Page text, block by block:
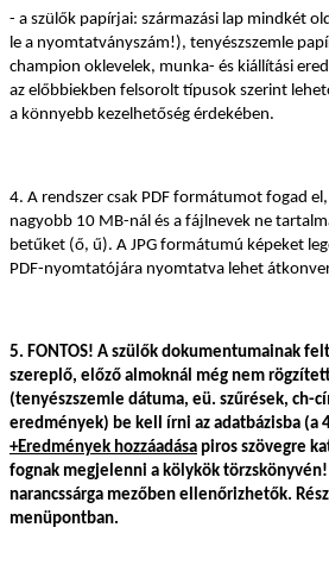
- a szülők papírjai: származási lap mindkét
le a nyomtatványszám!), tenyészszemle
champion oklevelek, munka- és kiállítási
az előbbiekben felsorolt típusok szerint
a könnyebb kezelhetőség érdekében.
4. A rendszer csak PDF formátumot fogad
nagyobb 10 MB-nál és a fájlnevek ne
betűket (ő, ű). A JPG formátumú képeket
PDF-nyomtatójára nyomtatva lehet
5. FONTOS! A szülők dokumentumainak
szereplő, előző almoknál még nem
(tenyészszemle dátuma, eü. szűrések, ch-
eredmények) be kell írni az adatbázisba (a
+Eredmények hozzáadása piros szövegre
fognak megjelenni a kölykök
narancssárga mezőben ellenőrizhetők.
menüpontban.